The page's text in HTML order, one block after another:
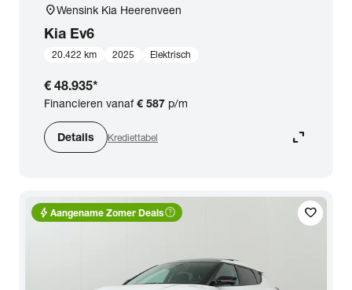
location_onWensink Kia Heerenveen
Kia Ev6
20.422 km 2025 Elektrisch
€ 48.935*
Financieren vanaf€ 587 p/m
Details Krediettabel expand_content
favorite
bolt Aangename Zomer Dealshelp_outline